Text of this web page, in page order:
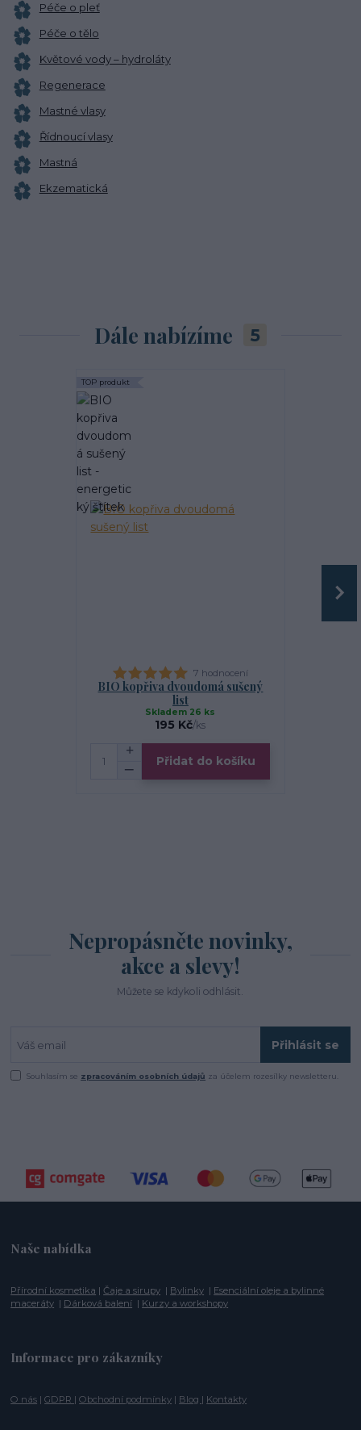
Péče o pleť
Péče o tělo
Květové vody – hydroláty
Regenerace
Mastné vlasy
Řídnoucí vlasy
Mastná
Ekzematická
Dále nabízíme 5
TOP produkt
7 hodnocení
BIO kopřiva dvoudomá sušený
list
195 Kč/ks
Skladem 26 ks
Přidat do košíku
Nepropásněte novinky,
akce a slevy!
Můžete se kdykoli odhlásit.
Přihlásit se
Souhlasím se zpracováním osobních údajů za účelem rozesílky newsletteru.
Naše nabídka
Přírodní kosmetika |Čaje a sirupy | Bylinky | Esenciální oleje a bylinné
maceráty | Dárková balení | Kurzy a workshopy
Informace pro zákazníky
O nás |GDPR |Obchodní podmínky | Blog | Kontakty